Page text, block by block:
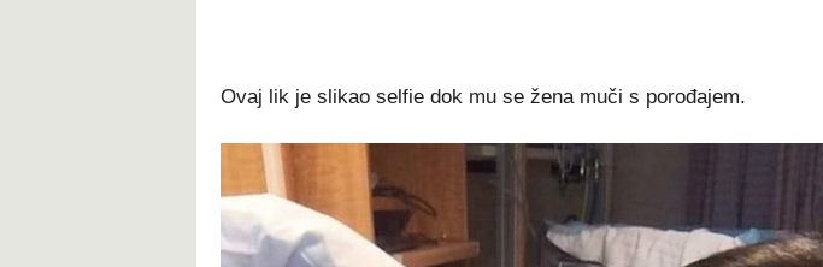
Ovaj lik je slikao selfie dok mu se žena muči s porođajem.